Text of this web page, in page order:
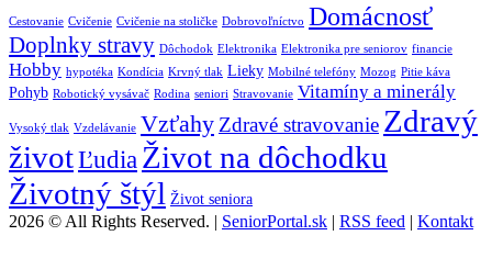
Cestovanie Cvičenie Cvičenie na stoličke Dobrovoľníctvo Domácnosť
Doplnky stravy Dôchodok Elektronika Elektronika pre seniorov financie
Hobby hypotéka Kondícia Krvný tlak Lieky Mobilné telefóny Mozog Pitie káva
Pohyb Robotický vysávač Rodina seniori Stravovanie Vitamíny a minerály
Vysoký tlak Vzdelávanie Vzťahy Zdravé stravovanie Zdravý
životĽudiaŽivot na dôchodku
Životný štýl Život seniora
2026 © All Rights Reserved. | SeniorPortal.sk RSS feed Kontakt